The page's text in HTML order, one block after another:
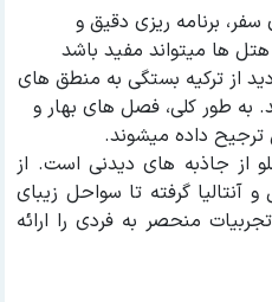
برنامه ریزی دقیق و
ها میتواند مفید باشد
از ترکیه بستگی به منطق های
به طور کلی، فصل های بهار و
ترجیح داده میشوند.
از جاذبه های دیدنی است. از
آنتالیا گرفته تا سواحل زیبای
منحصر به فردی را ارائه